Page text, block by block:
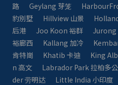
路
Geylang 芽笼
豹別墅
Hillview 山景
后港
Joo Koon 裕群 Jurong
裕廊西
Kallang 加冷
肯特崗
Khatib 卡迪 King
n 高文
Labrador Park 拉柏多
der 劳明达
Little India 小印度